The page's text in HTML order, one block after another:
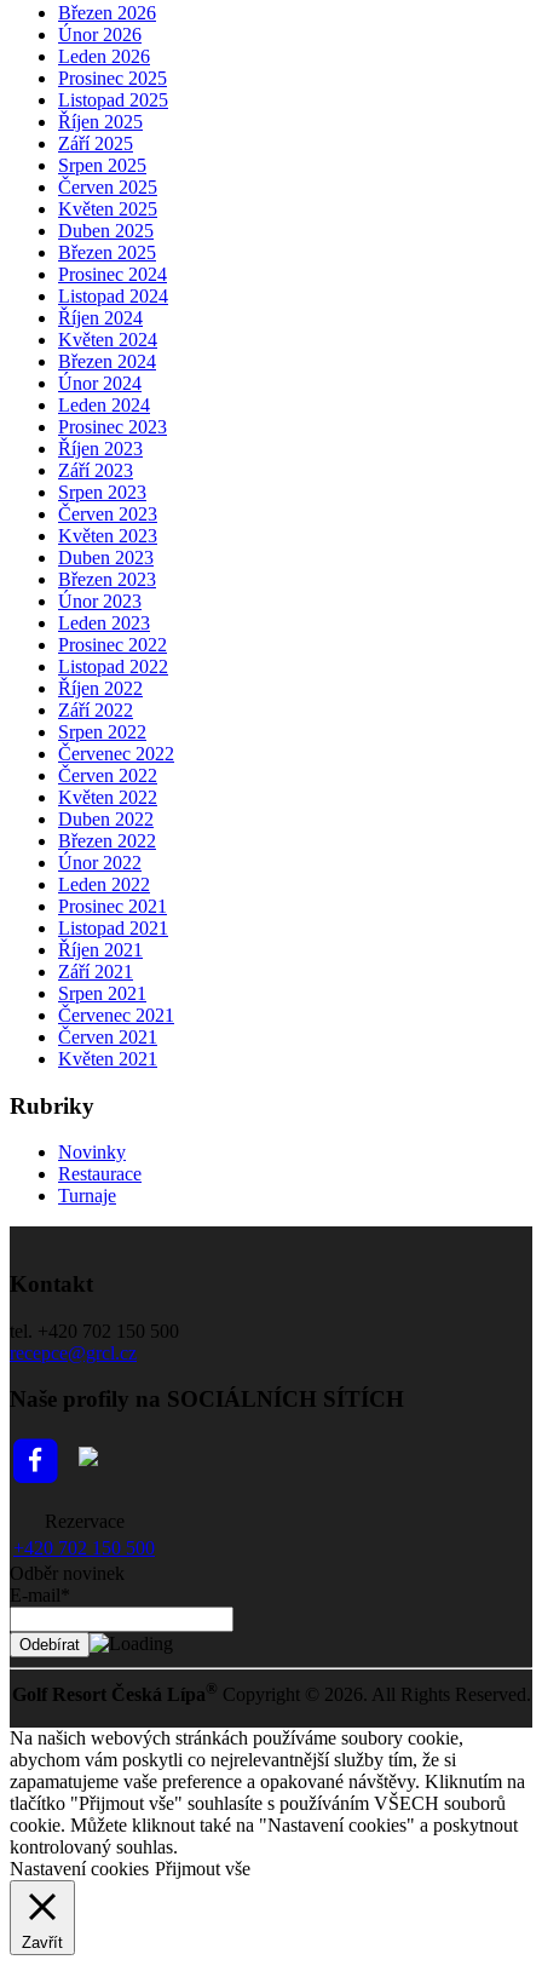
Březen 2026
Únor 2026
Leden 2026
Prosinec 2025
Listopad 2025
Říjen 2025
Září 2025
Srpen 2025
Červen 2025
Květen 2025
Duben 2025
Březen 2025
Prosinec 2024
Listopad 2024
Říjen 2024
Květen 2024
Březen 2024
Únor 2024
Leden 2024
Prosinec 2023
Říjen 2023
Září 2023
Srpen 2023
Červen 2023
Květen 2023
Duben 2023
Březen 2023
Únor 2023
Leden 2023
Prosinec 2022
Listopad 2022
Říjen 2022
Září 2022
Srpen 2022
Červenec 2022
Červen 2022
Květen 2022
Duben 2022
Březen 2022
Únor 2022
Leden 2022
Prosinec 2021
Listopad 2021
Říjen 2021
Září 2021
Srpen 2021
Červenec 2021
Červen 2021
Květen 2021
Rubriky
Novinky
Restaurace
Turnaje
Kontakt
tel. +420 702 150 500
recepce@grcl.cz
Naše profily na SOCIÁLNÍCH SÍTÍCH
Rezervace
+420 702 150 500
Odběr novinek
E-mail*
Golf Resort Česká Lípa ® Copyright © 2026. All Rights Reserved.
Na našich webových stránkách používáme soubory cookie,
abychom vám poskytli co nejrelevantnější služby tím, že si
zapamatujeme vaše preference a opakované návštěvy. Kliknutím na
tlačítko "Přijmout vše" souhlasíte s používáním VŠECH souborů
cookie. Můžete kliknout také na "Nastavení cookies" a poskytnout
kontrolovaný souhlas.
Nastavení cookies Přijmout vše
Zavřít